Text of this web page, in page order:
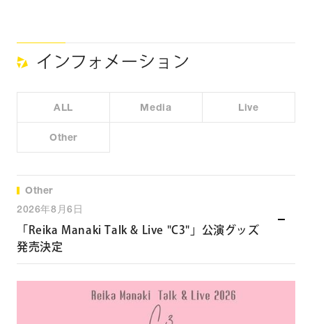
インフォメーション
ALL Media Live
Other
Other
2026年8月6日
「Reika Manaki Talk & Live "C3"」公演グッズ
発売決定